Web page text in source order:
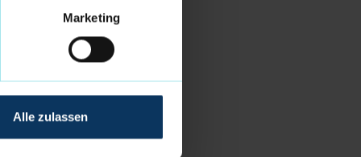
Marketing
Alle zulassen